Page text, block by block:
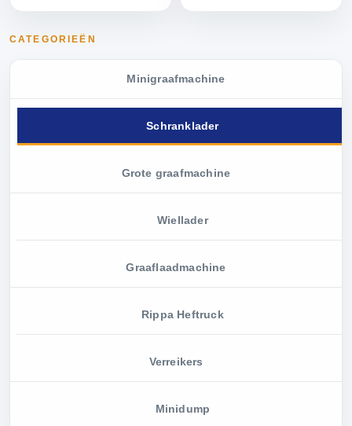
CATEGORIEËN
Minigraafmachine
Schranklader
Grote graafmachine
Wiellader
Graaflaadmachine
Rippa Heftruck
Verreikers
Minidump